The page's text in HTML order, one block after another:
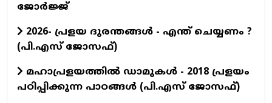
ജോർജ്ജ്
2026- പ്രളയ ദുരന്തങ്ങള്‍ - എന്ത് ചെയ്യണം ?
(പി.എസ് ജോസഫ്‌)
മഹാപ്രളയത്തില്‍ ഡാമുകള്‍ - 2018 പ്രളയം
പഠിപ്പിക്കുന്ന പാഠങ്ങള്‍ (പി.എസ് ജോസഫ്‌)